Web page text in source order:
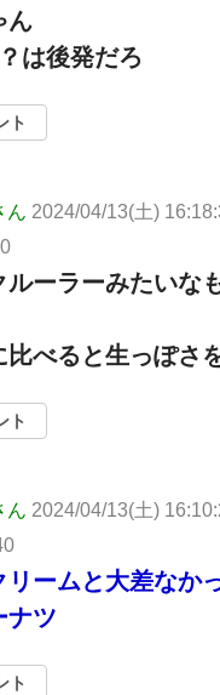
ん
は後発だろ
ト
ん 2024/04/13(土)
ルーラーみたいな
比べると生っぽさ
ト
ん 2024/04/13(土)
リームと大差なか
ナツ
ト